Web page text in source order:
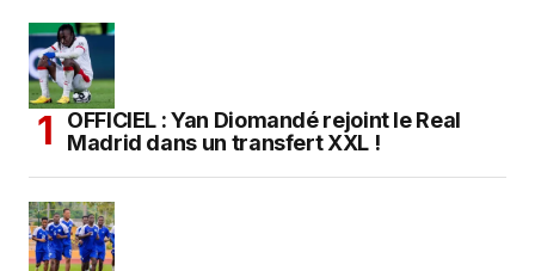
OFFICIEL : Yan Diomandé rejoint le Real
Madrid dans un transfert XXL !